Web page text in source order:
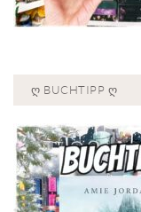
Ღ BUCHTIPP Ღ